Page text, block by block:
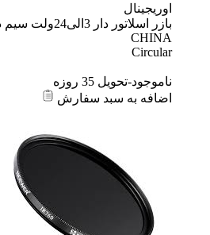
اوریجینال
بازر اسلاتور دار 3الی24ولت سیم دار با قطر 42میلیمتر
CHINA
Circular
ناموجود-تحویل 35 روزه
اضافه به سبد سفارش